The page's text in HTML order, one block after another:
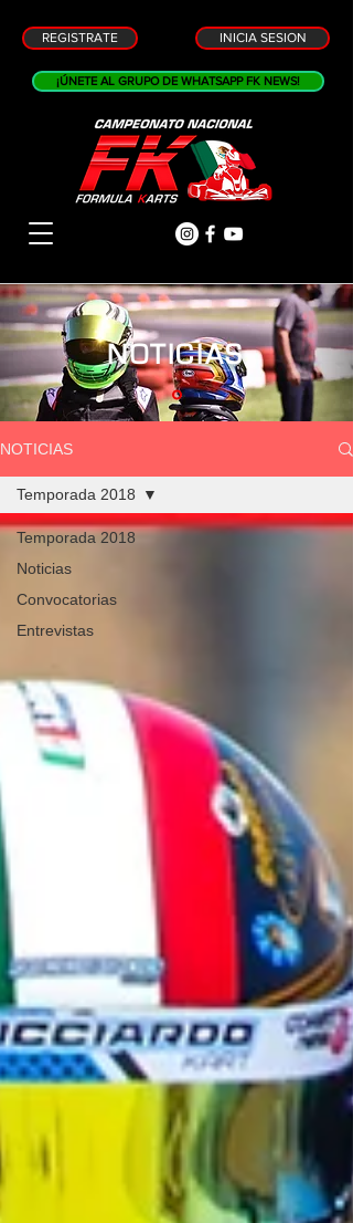
REGISTRATE INICIA SESION
¡ÚNETE AL GRUPO DE WHATSAPP FK NEWS!
NOTICIAS
NOTICIAS
Temporada 2018
Noticias
Convocatorias
Entrevistas
Temporada 2018